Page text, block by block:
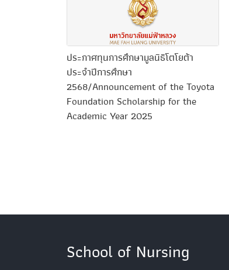
ประกาศทุนการศึกษามูลนิธิโตโยต้า
ประจำปีการศึกษา
2568/Announcement of the Toyota
Foundation Scholarship for the
Academic Year 2025
School of Nursing